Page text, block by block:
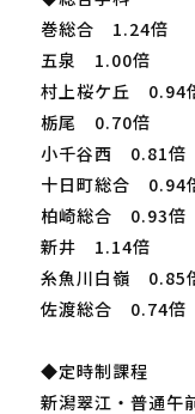
巻総合 1.24倍
五泉 1.00倍
村上桜ケ丘 0.94
栃尾 0.70倍
小千谷西 0.81倍
十日町総合 0.94
柏崎総合 0.93倍
新井 1.14倍
糸魚川白嶺 0.85
佐渡総合 0.74倍
◆定時制課程
新潟翠江・普通